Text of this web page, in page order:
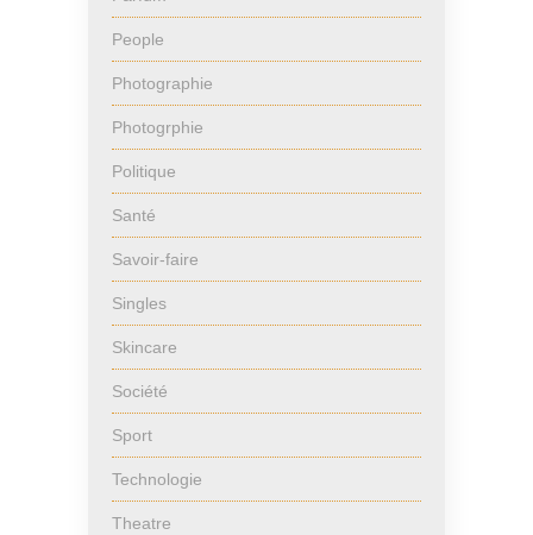
People
Photographie
Photogrphie
Politique
Santé
Savoir-faire
Singles
Skincare
Société
Sport
Technologie
Theatre